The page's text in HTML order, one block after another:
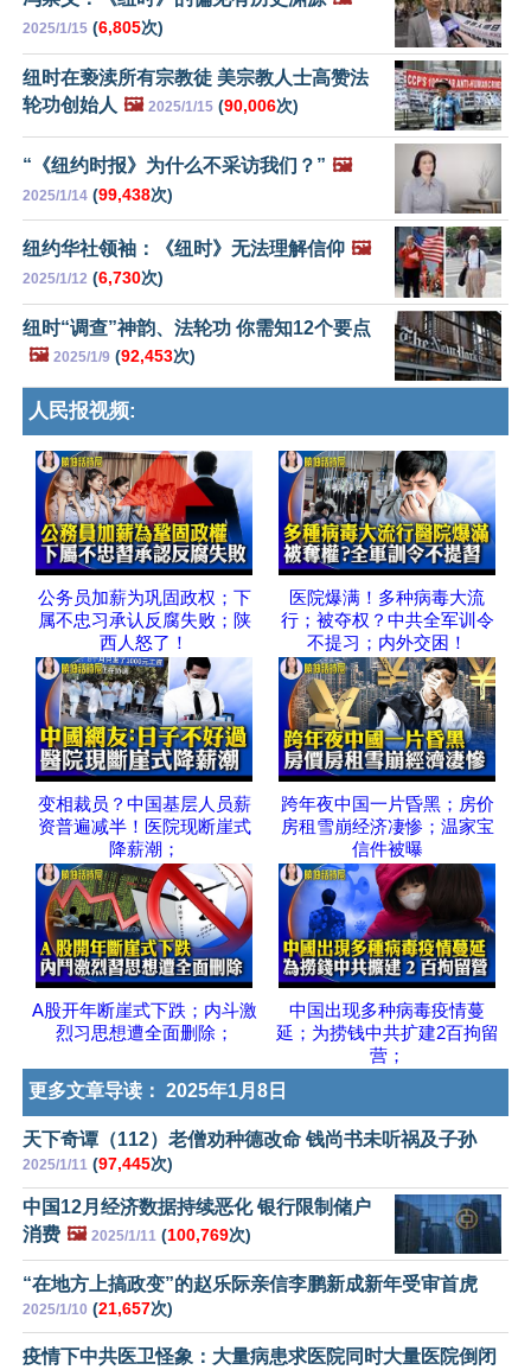
2025/1/15 (6,805次)
纽时在亵渎所有宗教徒 美宗教人士高赞法
轮功创始人 🖼️ 2025/1/15 (90,006次)
“《纽约时报》为什么不采访我们？” 🖼️
2025/1/14 (99,438次)
纽约华社领袖：《纽时》无法理解信仰 🖼️
2025/1/12 (6,730次)
纽时“调查”神韵、法轮功 你需知12个要点
🖼️ 2025/1/9 (92,453次)
人民报视频:
公务员加薪为巩固政权；下
属不忠习承认反腐失败；陕
西人怒了！
医院爆满！多种病毒大流
行；被夺权？中共全军训令
不提习；内外交困！
变相裁员？中国基层人员薪
资普遍减半！医院现断崖式
降薪潮；
跨年夜中国一片昏黑；房价
房租雪崩经济凄惨；温家宝
信件被曝
A股开年断崖式下跌；内斗激
烈习思想遭全面删除；
中国出现多种病毒疫情蔓
延；为捞钱中共扩建2百拘留
营；
更多文章导读： 2025年1月8日
天下奇谭（112）老僧劝种德改命 钱尚书未听祸及子孙
2025/1/11 (97,445次)
中国12月经济数据持续恶化 银行限制储户
消费 🖼️ 2025/1/11 (100,769次)
“在地方上搞政变”的赵乐际亲信李鹏新成新年受审首虎
2025/1/10 (21,657次)
疫情下中共医卫怪象：大量病患求医院同时大量医院倒闭